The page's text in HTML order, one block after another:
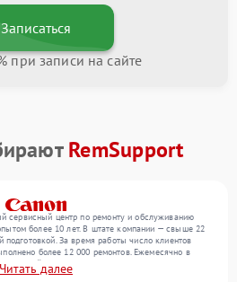
Записаться
при записи на сайте
RemSupport
сервисный центр по ремонту и обслуживанию
более 10 лет. В штате компании — свыше 22
За время работы число клиентов
более 12 000 ремонтов. Ежемесячно в
устройств, включая , , . Мы выполняем ремонт
обеспечиваем надежный результат благодаря
Читать далее